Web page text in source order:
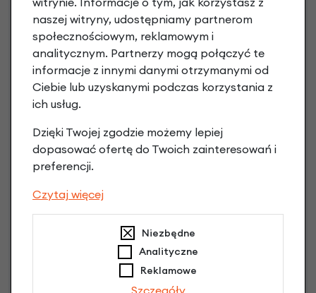
Raty 0%
3 miesiące nie płacisz
Poznaj szczegóły
naszej witryny, udostępniamy partnerom
społecznościowym, reklamowym i
analitycznym. Partnerzy mogą połączyć te
informacje z innymi danymi otrzymanymi od
Ciebie lub uzyskanymi podczas korzystania z
ich usług.
Dzięki Twojej zgodzie możemy lepiej
dopasować ofertę do Twoich zainteresowań i
preferencji.
Czytaj więcej
Niezbędne
Analityczne
Reklamowe